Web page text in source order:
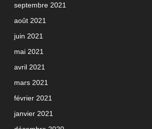
septembre 2021
août 2021
juin 2021
mai 2021
avril 2021
mars 2021
février 2021
janvier 2021